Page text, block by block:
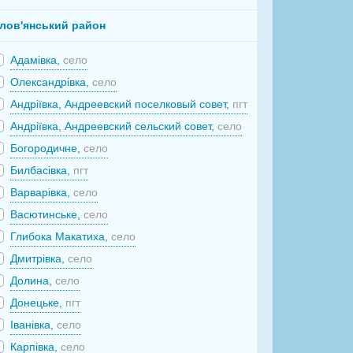
район
Адамівка,село
Олександрівка,село
Андріївка, Андреевский поселковый совет, пгт
Андріївка, Андреевский сельский совет,село
Богородичне,село
Билбасівка, пгт
Варварівка,село
Васютинське,село
Глибока Макатиха,село
Дмитрівка,село
Долина,село
Донецьке, пгт
Іванівка,село
Карпівка,село